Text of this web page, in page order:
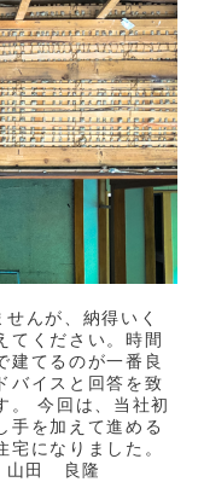
んが、納得いく
てください。時間
建てるのが一番良
バイスと回答を致
。 今回は、当社初
手を加えて進める
になりました。
山田 良隆